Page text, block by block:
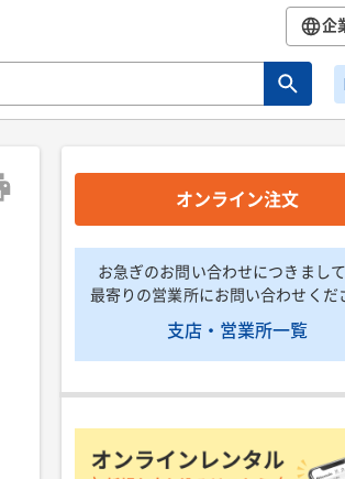
企
オンライン注文
お急ぎのお問い合わせにつきまして
最寄りの営業所にお問い合わせくだ
支店・営業所一覧